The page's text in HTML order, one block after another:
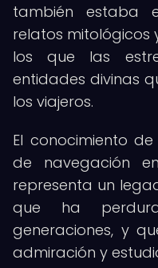
también estaba
relatos mitológicos
los que las
entidades divinas
los viajeros.
El conocimiento
de navegación
representa un
que ha
generaciones, y
admiración y